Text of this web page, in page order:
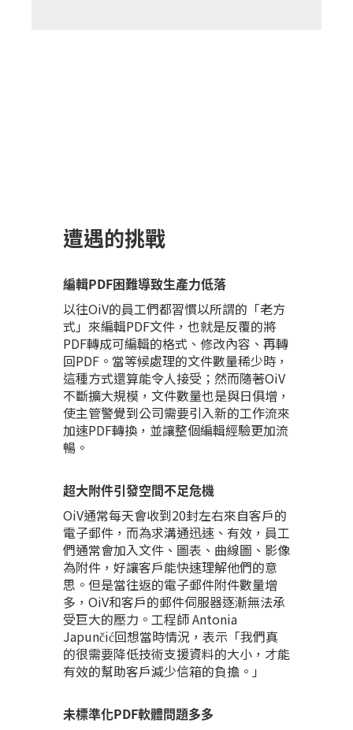
遭遇的挑戰
編輯PDF困難導致生產力低落
以往OiV的員工們都習慣以所謂的「老方
式」來編輯PDF文件，也就是反覆的將
PDF轉成可編輯的格式、修改內容、再轉
回PDF。當等候處理的文件數量稀少時，
這種方式還算能令人接受；然而隨著OiV
不斷擴大規模，文件數量也是與日俱增，
使主管警覺到公司需要引入新的工作流來
加速PDF轉換，並讓整個編輯經驗更加流
暢。
超大附件引發空間不足危機
OiV通常每天會收到20封左右來自客戶的
電子郵件，而為求溝通迅速、有效，員工
們通常會加入文件、圖表、曲線圖、影像
為附件，好讓客戶能快速理解他們的意
思。但是當往返的電子郵件附件數量增
多，OiV和客戶的郵件伺服器逐漸無法承
受巨大的壓力。工程師 Antonia
Japunčić回想當時情況，表示「我們真
的很需要降低技術支援資料的大小，才能
有效的幫助客戶減少信箱的負擔。」
未標準化PDF軟體問題多多